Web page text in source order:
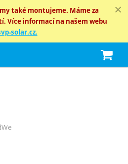
také montujeme. Máme za
Více informací na našem webu
solar.cz.